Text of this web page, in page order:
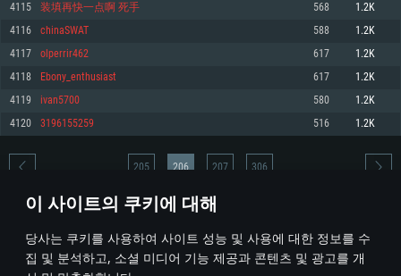
이 사이트의 쿠키에 대해
당사는 쿠키를 사용하여 사이트 성능 및 사용에 대한 정보를 수
집 및 분석하고, 소셜 미디어 기능 제공과 콘텐츠 및 광고를 개
권장 사양
570 혹은 그 이상
여유 저장 공간: 62.2 GB (전체 클라이언트)
권장 사양
네트워크: 브로드밴드 인터넷
여유 저장 공간: 62.2 GB (전체 클라이언트)
권장 사양
운영체제: Ubuntu 20.04 64bit
프로세서: Intel Core i7
메모리: 16 GB
그래픽 카드: Vulkan 을 지원하고, 최신 그래픽 드라이버를 지원하는 NVIDIA
1060 (6개월 미만) 혹은 그와 동급의 성능을 가지며 최신 그래픽 드라이버를
지원하는 AMD RX 570 (6개월 미만; 최소사양 지원 해상도 720p) 이상
여유 저장 공간: 62.2 GB (전체 클라이언트)
4115 装填再快一点啊 死手 568 1.2K
4116 chinaSWAT 588 1.2K
4117 olperrir462 617 1.2K
4118 Ebony_enthusiast 617 1.2K
4119 ivan5700 580 1.2K
4120 3196155259 516 1.2K
* 순위표는 매일 1회 갱신됩니다
205 206 207 306